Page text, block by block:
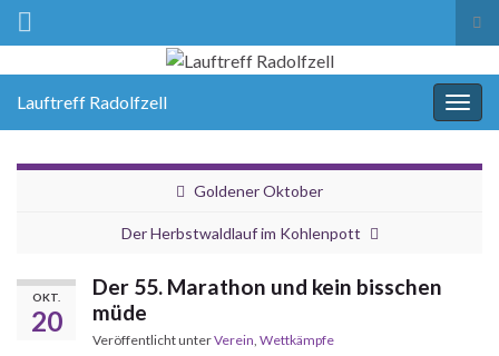
Lauftreff Radolfzell
Goldener Oktober
Der Herbstwaldlauf im Kohlenpott
OKT.
20
Der 55. Marathon und kein bisschen
müde
Veröffentlicht unterVerein Wettkämpfe